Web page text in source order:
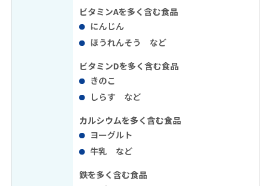
ビタミンAを多く含む食品
にんじん
ほうれんそう など
ビタミンDを多く含む食品
きのこ
しらす など
カルシウムを多く含む食品
ヨーグルト
牛乳 など
鉄を多く含む食品